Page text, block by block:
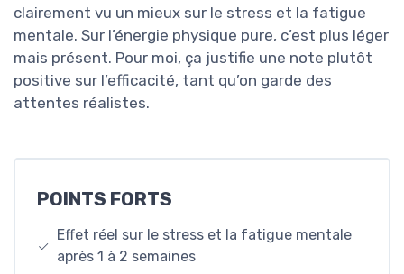
clairement vu un mieux sur le stress et la fatigue
mentale. Sur l’énergie physique pure, c’est plus léger
mais présent. Pour moi, ça justifie une note plutôt
positive sur l’efficacité, tant qu’on garde des
attentes réalistes.
POINTS FORTS
Effet réel sur le stress et la fatigue mentale
après 1 à 2 semaines